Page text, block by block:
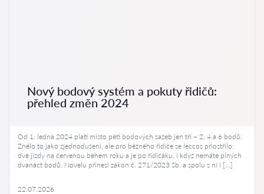
Nový bodový systém a pokuty řidičů:
přehled změn 2024
Od 1. ledna 2024 platí místo pěti bodových sazeb jen tři – 2, 4 a 6 bodů.
Znělo to jako zjednodušení, ale pro běžného řidiče se leccos přiostřilo:
dvě jízdy na červenou během roku a je po řidičáku, i když nemáte plných
dvanáct bodů. Novelu přinesl zákon č. 271/2023 Sb. a spolu s ní i […]
22.07.2026